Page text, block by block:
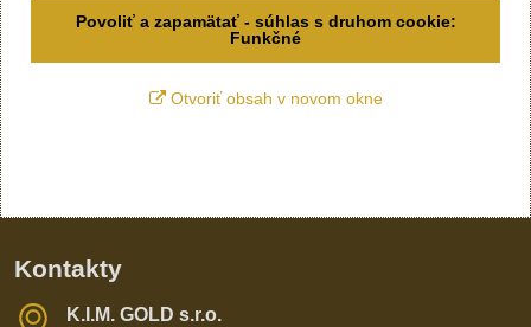
Povoliť a zapamätať - súhlas s druhom cookie:
Funkčné
Otvoriť obsah v novom okne
Kontakty
K​​.I​​.M​​. GOLD s​​.r​​.o​​.